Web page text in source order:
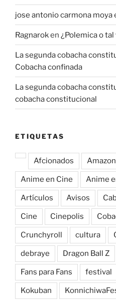
jose antonio carmona moya
Ragnaroken ¿Polemica o tal
La segunda cobacha
Cobacha confinada
La segunda cobacha
cobacha constitucional
ETIQUETAS
Afcionados Amazon
Anime en Cine Anime
Artículos Avisos
Cine Cinepolis
Crunchyroll cultura
debraye Dragon Ball Z
Fans para Fans festival
Kokuban